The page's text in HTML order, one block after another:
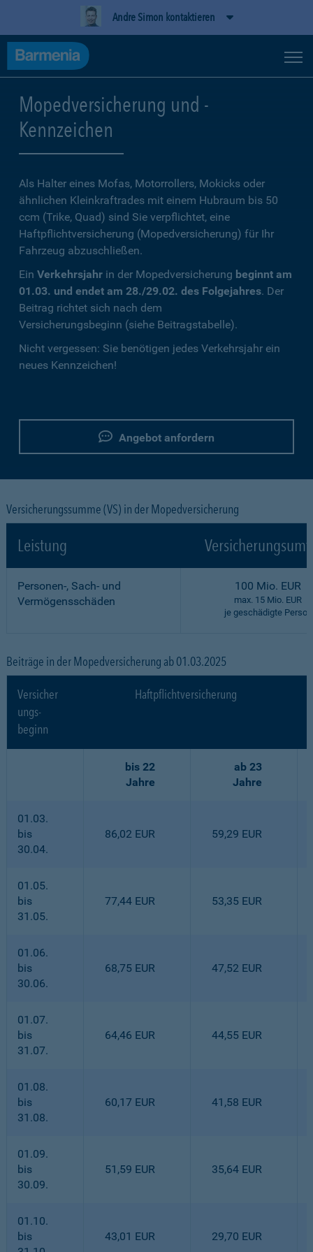
Andre Simon kontaktieren
Mopedversicherung und -
Kennzeichen
Als Halter eines Mofas, Motorrollers, Mokicks oder
ähnlichen Kleinkraftrades mit einem Hubraum bis 50
ccm (Trike, Quad) sind Sie verpflichtet, eine
Haftpflichtversicherung (Mopedversicherung) für Ihr
Fahrzeug abzuschließen.
Ein Verkehrsjahr in der Mopedversicherung beginnt am
01.03. und endet am 28./29.02. des Folgejahres. Der
Beitrag richtet sich nach dem
Versicherungsbeginn (siehe Beitragstabelle).
Nicht vergessen: Sie benötigen jedes Verkehrsjahr ein
neues Kennzeichen!
Angebot anfordern
Versicherungssumme (VS) in der Mopedversicherung
Leistung
Personen-, Sach- und
Vermögensschäden
100 Mio. EUR
max. 15 Mio. EUR
je geschädigte Person
Beiträge in der Mopedversicherung ab 01.03.2025
Versicher
ungs-
beginn
Haftpflichtversicherung
bis 22
Jahre
ab 23
Jahre
01.03.
bis
30.04.
86,02 EUR 59,29 EUR
01.05.
bis
31.05.
77,44 EUR 53,35 EUR
01.06.
bis
30.06.
68,75 EUR 47,52 EUR
01.07.
bis
31.07.
64,46 EUR 44,55 EUR
01.08.
bis
31.08.
60,17 EUR 41,58 EUR
01.09.
bis
30.09.
51,59 EUR 35,64 EUR
01.10.
bis
43,01 EUR 29,70 EUR